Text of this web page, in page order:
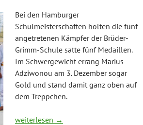
Bei den Hamburger
Schulmeisterschaften holten die fünf
angetretenen Kämpfer der Brüder-
Grimm-Schule satte fünf Medaillen.
Im Schwergewicht errang Marius
Adziwonou am 3. Dezember sogar
Gold und stand damit ganz oben auf
dem Treppchen.
Judoka räumten fünf Medaillen ab
weiterlesen →